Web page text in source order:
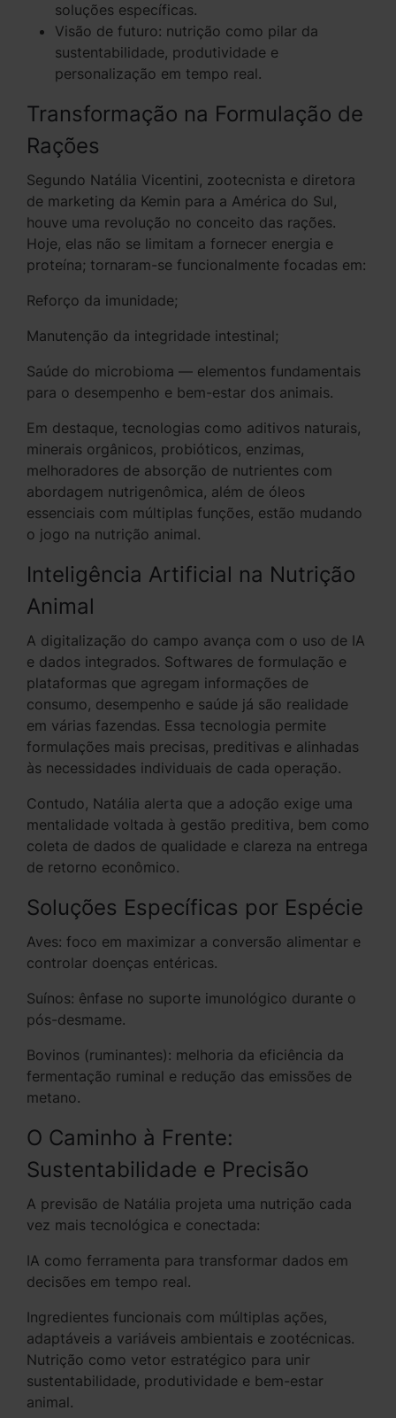
soluções específicas.
Visão de futuro: nutrição como pilar da
sustentabilidade, produtividade e
personalização em tempo real.
Transformação na Formulação de
Rações
Segundo Natália Vicentini, zootecnista e diretora
de marketing da Kemin para a América do Sul,
houve uma revolução no conceito das rações.
Hoje, elas não se limitam a fornecer energia e
proteína; tornaram-se funcionalmente focadas em:
Reforço da imunidade;
Manutenção da integridade intestinal;
Saúde do microbioma — elementos fundamentais
para o desempenho e bem-estar dos animais.
Em destaque, tecnologias como aditivos naturais,
minerais orgânicos, probióticos, enzimas,
melhoradores de absorção de nutrientes com
abordagem nutrigenômica, além de óleos
essenciais com múltiplas funções, estão mudando
o jogo na nutrição animal.
Inteligência Artificial na Nutrição
Animal
A digitalização do campo avança com o uso de IA
e dados integrados. Softwares de formulação e
plataformas que agregam informações de
consumo, desempenho e saúde já são realidade
em várias fazendas. Essa tecnologia permite
formulações mais precisas, preditivas e alinhadas
às necessidades individuais de cada operação.
Contudo, Natália alerta que a adoção exige uma
mentalidade voltada à gestão preditiva, bem como
coleta de dados de qualidade e clareza na entrega
de retorno econômico.
Soluções Específicas por Espécie
Aves: foco em maximizar a conversão alimentar e
controlar doenças entéricas.
Suínos: ênfase no suporte imunológico durante o
pós-desmame.
Bovinos (ruminantes): melhoria da eficiência da
fermentação ruminal e redução das emissões de
metano.
O Caminho à Frente:
Sustentabilidade e Precisão
A previsão de Natália projeta uma nutrição cada
vez mais tecnológica e conectada:
IA como ferramenta para transformar dados em
decisões em tempo real.
Ingredientes funcionais com múltiplas ações,
adaptáveis a variáveis ambientais e zootécnicas.
Nutrição como vetor estratégico para unir
sustentabilidade, produtividade e bem-estar
animal.